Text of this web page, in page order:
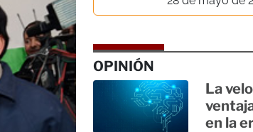
OPINIÓN
La
en la